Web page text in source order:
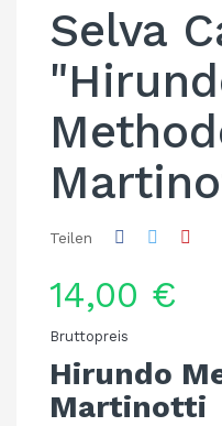
Selva
Teilen
14,00 €
Bruttopreis
Hirundo
Martinotti